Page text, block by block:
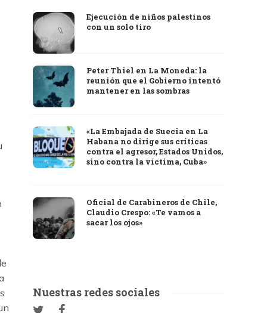
Ejecución de niños palestinos
con un solo tiro
Peter Thiel en La Moneda: la
reunión que el Gobierno intentó
mantener en las sombras
«La Embajada de Suecia en La
Habana no dirige sus críticas
contra el agresor, Estados Unidos,
sino contra la víctima, Cuba»
Oficial de Carabineros de Chile,
Claudio Crespo: «Te vamos a
sacar los ojos»
Nuestras redes sociales